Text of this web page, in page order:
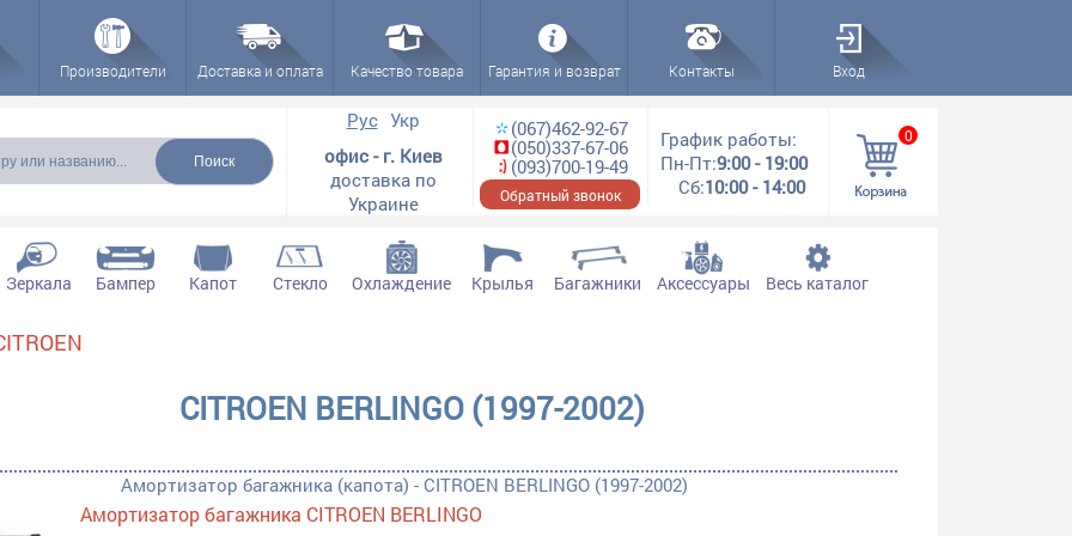
Производители Доставка и оплата Качество товара Гарантия и возврат Контакты Вход
Рус Укр
офис - г. Киев
доставка по
Украине
(067)462-92-67
(050)337-67-06
(093)700-19-49
Обратный звонок
График работы:
Пн-Пт:9:00 - 19:00
Сб:10:00 - 14:00
0
Зеркала Бампер Капот Стекло Охлаждение Крылья Багажники Аксессуары Весь каталог
filter
filter
filter
ремчасти filter
filter
CITROEN BERLINGO (1997-2002)
Амортизатор багажника (капота) - CITROEN BERLINGO (1997-2002)
Амортизатор багажника CITROEN BERLINGO